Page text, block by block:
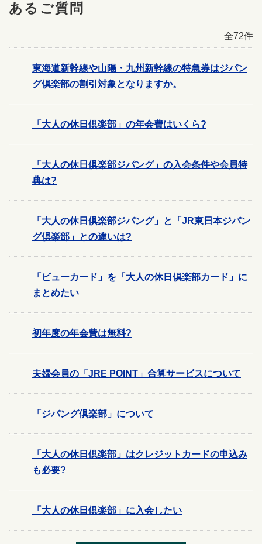
あるご質問
全72件
東海道新幹線や山陽・九州新幹線の特急券はジパン
グ倶楽部の割引対象となりますか。
「大人の休日倶楽部」の年会費はいくら?
「大人の休日倶楽部ジパング」の入会条件や会員特
典は?
「大人の休日倶楽部ジパング」と「JR東日本ジパン
グ倶楽部」との違いは?
「ビューカード」を「大人の休日倶楽部カード」に
まとめたい
初年度の年会費は無料?
夫婦会員の「JRE POINT」合算サービスについて
「ジパング倶楽部」について
「大人の休日倶楽部」はクレジットカードの申込み
も必要?
「大人の休日倶楽部」に入会したい